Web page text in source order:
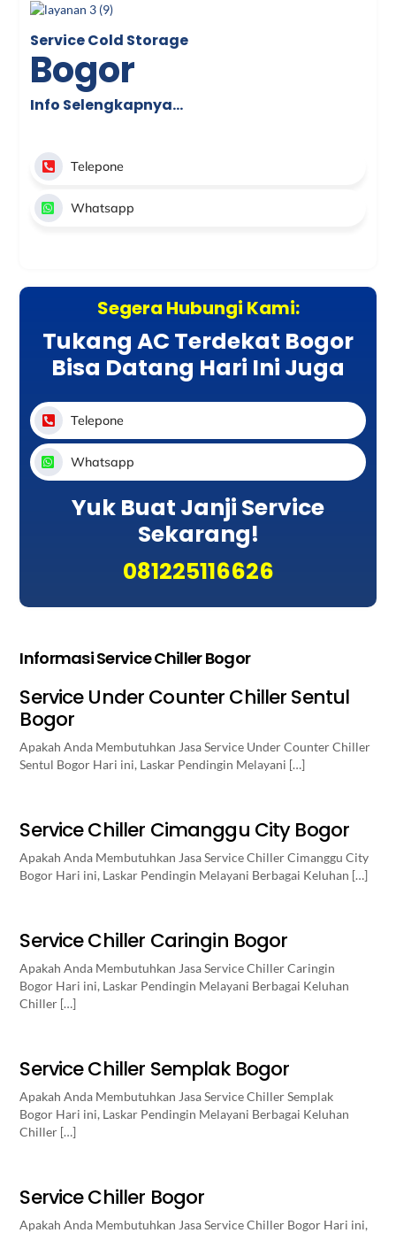
Service Cold Storage
Bogor
Info Selengkapnya…
Telepone
Whatsapp
Segera Hubungi Kami:
Tukang AC Terdekat Bogor
Bisa Datang Hari Ini Juga
Telepone
Whatsapp
Yuk Buat Janji Service
Sekarang!
081225116626
Informasi Service Chiller Bogor
Service Under Counter Chiller Sentul
Bogor
Apakah Anda Membutuhkan Jasa Service Under Counter Chiller
Sentul Bogor Hari ini, Laskar Pendingin Melayani […]
Service Chiller Cimanggu City Bogor
Apakah Anda Membutuhkan Jasa Service Chiller Cimanggu City
Bogor Hari ini, Laskar Pendingin Melayani Berbagai Keluhan […]
Service Chiller Caringin Bogor
Apakah Anda Membutuhkan Jasa Service Chiller Caringin
Bogor Hari ini, Laskar Pendingin Melayani Berbagai Keluhan
Chiller […]
Service Chiller Semplak Bogor
Apakah Anda Membutuhkan Jasa Service Chiller Semplak
Bogor Hari ini, Laskar Pendingin Melayani Berbagai Keluhan
Chiller […]
Service Chiller Bogor
Apakah Anda Membutuhkan Jasa Service Chiller Bogor Hari ini,